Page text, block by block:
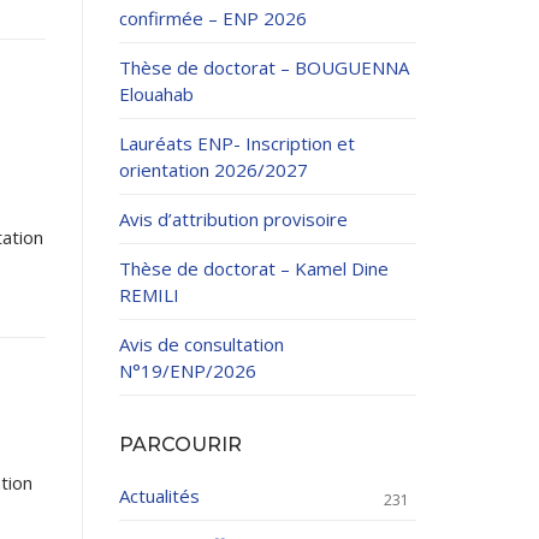
Continue
des Relations
sportives
et
confirmée – ENP 2026
Thèse de doctorat – BOUGUENNA
Elouahab
Lauréats ENP- Inscription et
orientation 2026/2027
Avis d’attribution provisoire
Thèse de doctorat – Kamel Dine
REMILI
Avis de consultation
N°19/ENP/2026
PARCOURIR
Actualités 231